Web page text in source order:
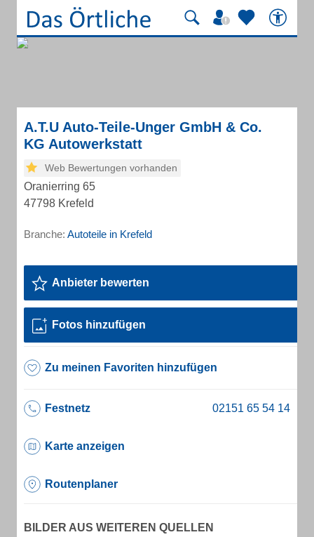
A.T.U Auto-Teile-Unger GmbH & Co.
KG Autowerkstatt
Web Bewertungen vorhanden
Oranierring 65
47798 Krefeld
Branche: Autoteile in Krefeld
Anbieter bewerten
Fotos hinzufügen
Zu meinen Favoriten hinzufügen
Festnetz
Karte anzeigen
Routenplaner
BILDER AUS WEITEREN QUELLEN